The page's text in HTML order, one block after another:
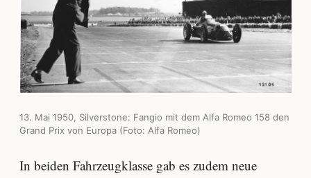
13. Mai 1950, Silverstone: Fangio mit dem Alfa Romeo 158 den
Grand Prix von Europa (Foto: Alfa Romeo)
In beiden Fahrzeugklasse gab es zudem neue